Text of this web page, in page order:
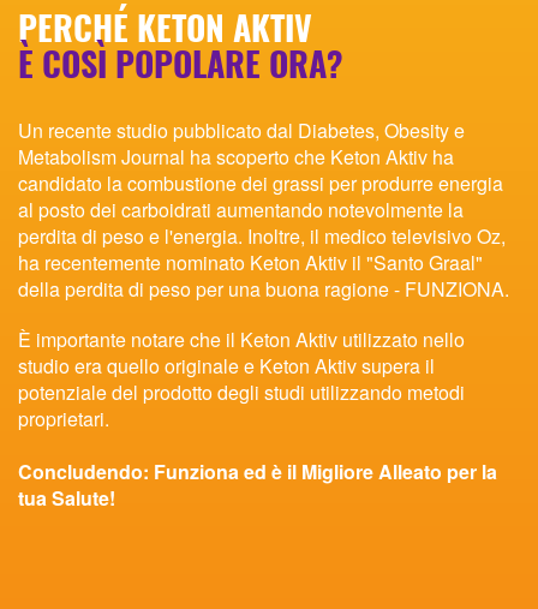
PERCHÉ KETON AKTIV
È COSÌ POPOLARE ORA?
Un recente studio pubblicato dal Diabetes, Obesity e
Metabolism Journal ha scoperto che Keton Aktiv ha
candidato la combustione dei grassi per produrre energia
al posto dei carboidrati aumentando notevolmente la
perdita di peso e l'energia. Inoltre, il medico televisivo Oz,
ha recentemente nominato Keton Aktiv il "Santo Graal"
della perdita di peso per una buona ragione - FUNZIONA.
È importante notare che il Keton Aktiv utilizzato nello
studio era quello originale e Keton Aktiv supera il
potenziale del prodotto degli studi utilizzando metodi
proprietari.
Concludendo: Funziona ed è il Migliore Alleato per la
tua Salute!